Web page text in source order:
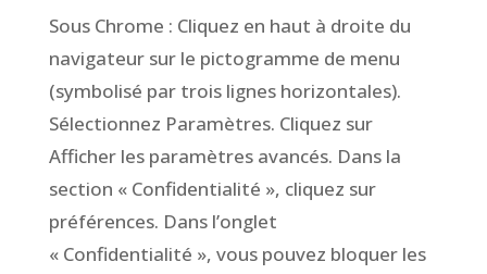
Sous Chrome : Cliquez en haut à droite du
navigateur sur le pictogramme de menu
(symbolisé par trois lignes horizontales).
Sélectionnez Paramètres. Cliquez sur
Afficher les paramètres avancés. Dans la
section « Confidentialité », cliquez sur
préférences. Dans l’onglet
« Confidentialité », vous pouvez bloquer les